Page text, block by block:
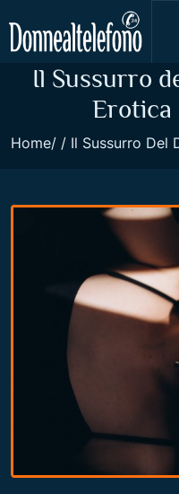
Il Sussurro
Erotica
Home Il Sussurro Del